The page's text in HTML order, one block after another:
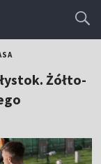
Żółto-